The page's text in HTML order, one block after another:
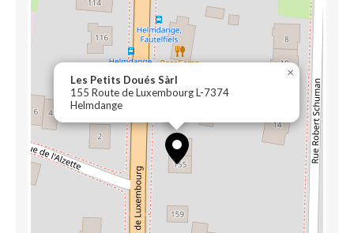
Les Petits Doués Sàrl
155 Route de Luxembourg L-7374
Helmdange
×